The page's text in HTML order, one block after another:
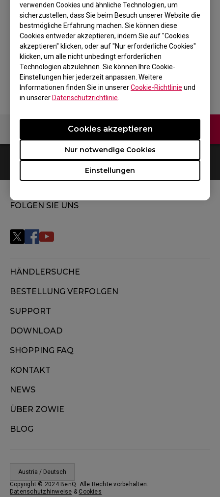
verwenden Cookies und ähnliche Technologien, um
sicherzustellen, dass Sie beim Besuch unserer Website die
bestmögliche Erfahrung machen. Sie können diese
Cookies entweder akzeptieren, indem Sie auf "Cookies
akzeptieren" klicken, oder auf "Nur erforderliche Cookies"
klicken, um alle nicht unbedingt erforderlichen
Technologien abzulehnen. Sie können Ihre Cookie-
Einstellungen hier jederzeit anpassen. Weitere
Informationen finden Sie in unsererCookie-Richtlinie und
in unserer Datenschutzrichtlinie
Einstellungen
Nur notwendige Cookies
Cookies akzeptieren
ZOWIE FK1-B V2
Maus für Esport -
Rote Edition
Zurück zum Produkt
Kontaktiere uns
0 Ergebnisse Default
FOLGEN SIE UNS
HÄNDLERSUCHE
BESTELLUNG VERFOLGEN
SUPPORT
DOWNLOAD
SHOPPING FAQ
KONTAKT
NEWS
ÜBER ZOWIE
BLOG
Austria / Deutsch
Copyright © 2024 BenQ. Alle Rechte vorbehalten.
Datenschutzhinweise & Cookies